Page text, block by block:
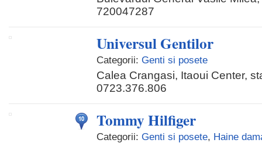
720047287
Universul Gentilor
Categorii: Genti si posete
Calea Crangasi, Itaoui Center,
0723.376.806
Tommy Hilfiger
Categorii: Genti si posete, Haine